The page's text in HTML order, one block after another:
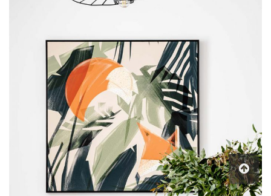
גלילה
לראש
העמוד